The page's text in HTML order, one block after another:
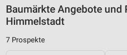
Baumärkte Angebote und
Himmelstadt
7 Prospekte
Messung der Werbeleistung
Messung der Performance von
Analyse von Zielgruppen durch